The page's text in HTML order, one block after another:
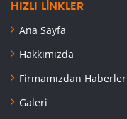
HIZLI LINKLER
Ana Sayfa
Hakkımızda
Firmamızdan Haberler
Galeri